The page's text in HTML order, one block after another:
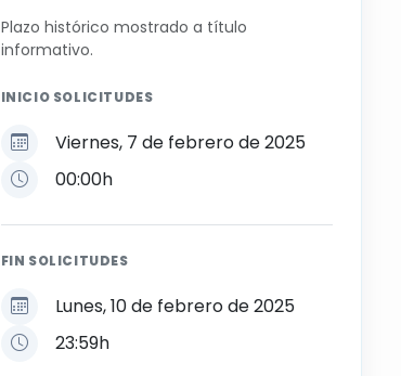
Plazo histórico mostrado a título
informativo.
INICIO SOLICITUDES
Viernes, 7 de febrero de 2025
00:00h
FIN SOLICITUDES
Lunes, 10 de febrero de 2025
23:59h